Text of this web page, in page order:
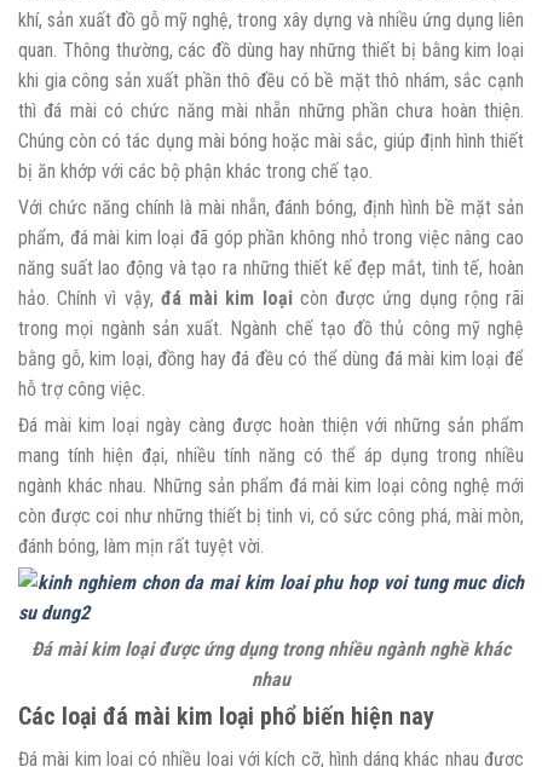
khí, sản xuất đồ gỗ mỹ nghệ, trong xây dựng và nhiều ứng dụng liên
quan. Thông thường, các đồ dùng hay những thiết bị bằng kim loại
khi gia công sản xuất phần thô đều có bề mặt thô nhám, sắc cạnh
thì đá mài có chức năng mài nhẵn những phần chưa hoàn thiện.
Chúng còn có tác dụng mài bóng hoặc mài sắc, giúp định hình thiết
bị ăn khớp với các bộ phận khác trong chế tạo.
Với chức năng chính là mài nhẵn, đánh bóng, định hình bề mặt sản
phẩm, đá mài kim loại đã góp phần không nhỏ trong việc nâng cao
năng suất lao động và tạo ra những thiết kế đẹp mắt, tinh tế, hoàn
hảo. Chính vì vậy, đá mài kim loạicòn được ứng dụng rộng rãi
trong mọi ngành sản xuất. Ngành chế tạo đồ thủ công mỹ nghệ
bằng gỗ, kim loại, đồng hay đá đều có thể dùng đá mài kim loại để
hỗ trợ công việc.
Đá mài kim loại ngày càng được hoàn thiện với những sản phẩm
mang tính hiện đại, nhiều tính năng có thể áp dụng trong nhiều
ngành khác nhau. Những sản phẩm đá mài kim loại công nghệ mới
còn được coi như những thiết bị tinh vi, có sức công phá, mài mòn,
đánh bóng, làm mịn rất tuyệt vời.
Đá mài kim loạiđược ứng dụng trong nhiều ngành nghề khác
nhau
Các loại đá mài kim loại phổ biến hiện nay
Đá mài kim loại có nhiều loại với kích cỡ, hình dáng khác nhau được